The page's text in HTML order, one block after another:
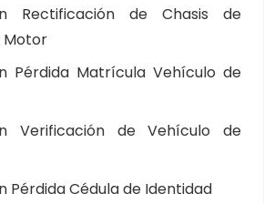
Rectificación de Chasis de
Motor
Pérdida Matrícula Vehículo de
Verificación de Vehículo de
Pérdida Cédula de Identidad